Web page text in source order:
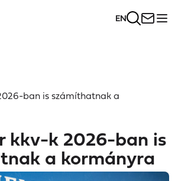
EN
ban is számíthatnak a
kkv-k 2026-ban is
a kormányra